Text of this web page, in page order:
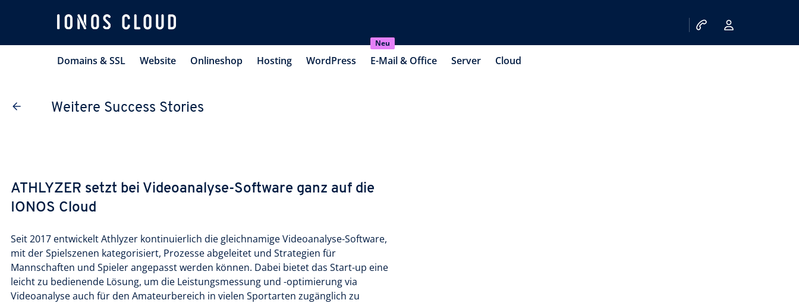
Domains & SSL Website Onlineshop Hosting WordPress
Neu
E-Mail & Office Server Cloud
Weitere Success Stories
ATHLYZER setzt bei Videoanalyse-Software ganz auf die
IONOS Cloud
Seit 2017 entwickelt Athlyzer kontinuierlich die gleichnamige Videoanalyse-Software,
mit der Spielszenen kategorisiert, Prozesse abgeleitet und Strategien für
Mannschaften und Spieler angepasst werden können. Dabei bietet das Start-up eine
leicht zu bedienende Lösung, um die Leistungsmessung und -optimierung via
Videoanalyse auch für den Amateurbereich in vielen Sportarten zugänglich zu